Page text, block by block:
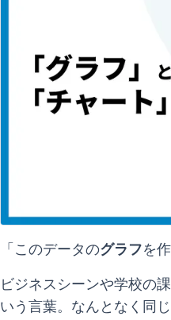
「このデータのグラフを
ビジネスシーンや学校の
いう言葉。なんとなく同